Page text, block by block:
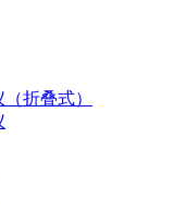
折叠式）